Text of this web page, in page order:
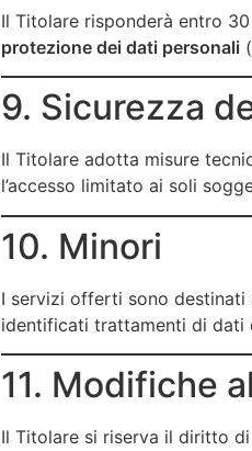
Il Titolare risponderà entro
protezione dei dati personali
9. Sicurezza
Il Titolare adotta misure
l’accesso limitato ai soli
10. Minori
I servizi offerti sono destinati
identificati trattamenti di dati
11. Modifiche
Il Titolare si riserva il diritto